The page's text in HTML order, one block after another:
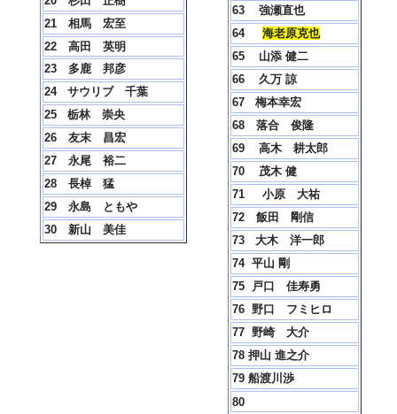
21 相馬 宏至
22 高田 英明
23 多鹿 邦彦
24 サウリブ 千葉
25 栃林 崇央
26 友末 昌宏
27 永尾 裕二
28 長棹 猛
29 永島 ともや
30 新山 美佳
63 強瀬直也
64 海老原克也
65 山添 健二
66 久万 諒
67 梅本幸宏
68 落合 俊隆
69 高木 耕太郎
70 茂木 健
71 小原 大祐
72 飯田 剛信
73 大木 洋一郎
74 平山 剛
75 戸口 佳寿勇
76 野口 フミヒロ
77 野崎 大介
78 押山 進之介
79 船渡川渉
80